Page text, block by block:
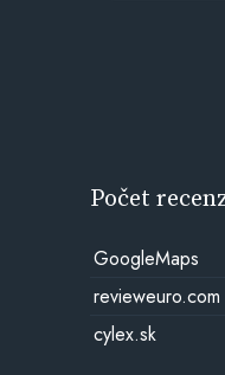
Počet
GoogleMaps
revieweuro.com
cylex.sk